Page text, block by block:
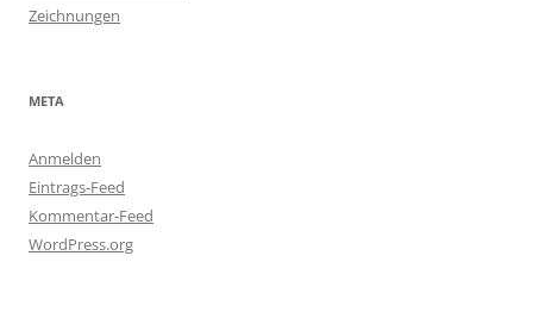
Zeichnungen
META
Anmelden
Eintrags-Feed
Kommentar-Feed
WordPress.org